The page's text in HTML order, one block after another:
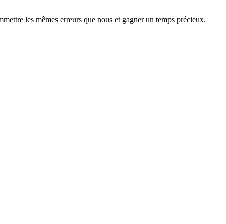
les mêmes erreurs que nous et gagner un temps précieux.